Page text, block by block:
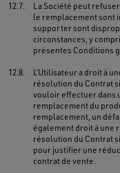
12.7.
La Société peut
le remplacement sont
supporter sont
circonstances, y
présentes Conditions
12.8.
L’Utilisateur a droit à
résolution du Contrat
vouloir effectuer dans
remplacement du
remplacement, un
également droit à une
résolution du Contrat
pour justifier une
contrat de vente.